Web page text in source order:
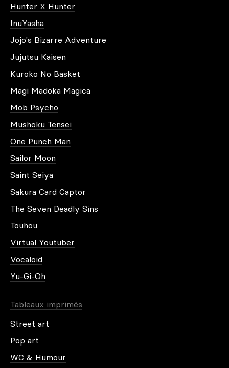
Hunter X Hunter
InuYasha
Jojo's Bizarre Adventure
Jujutsu Kaisen
Kuroko No Basket
Magi Madoka Magica
Mob Psycho
Mushoku Tensei
One Punch Man
Sailor Moon
Saint Seiya
Sakura Card Captor
The Seven Deadly Sins
Touhou
Virtual Youtuber
Vocaloid
Yu-Gi-Oh
Tableaux imprimés
Street art
Pop art
WC & Humour